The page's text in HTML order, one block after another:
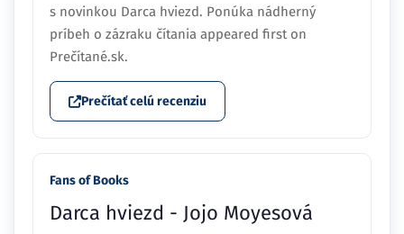
s novinkou Darca hviezd. Ponúka nádherný
príbeh o zázraku čítania appeared first on
Prečítané.sk.
Prečítať celú recenziu
Fans of Books
Darca hviezd - Jojo Moyesová